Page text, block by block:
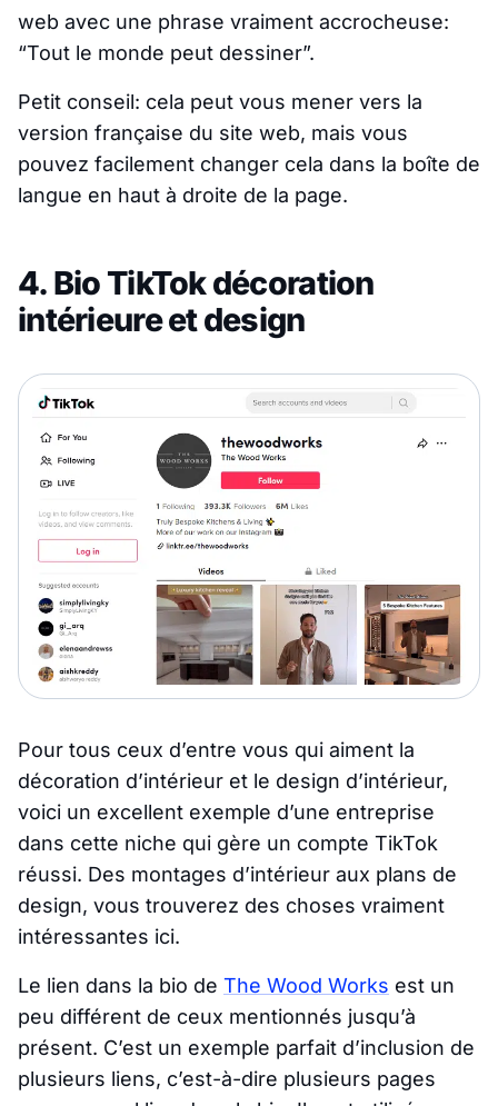
web avec une phrase vraiment accrocheuse:
“Tout le monde peut dessiner”.
Petit conseil: cela peut vous mener vers la
version française du site web, mais vous
pouvez facilement changer cela dans la boîte de
langue en haut à droite de la page.
4. Bio TikTok décoration
intérieure et design
Pour tous ceux d’entre vous qui aiment la
décoration d’intérieur et le design d’intérieur,
voici un excellent exemple d’une entreprise
dans cette niche qui gère un compte TikTok
réussi. Des montages d’intérieur aux plans de
design, vous trouverez des choses vraiment
intéressantes ici.
Le lien dans la bio de The Wood Works est un
peu différent de ceux mentionnés jusqu’à
présent. C’est un exemple parfait d’inclusion de
plusieurs liens, c’est-à-dire plusieurs pages